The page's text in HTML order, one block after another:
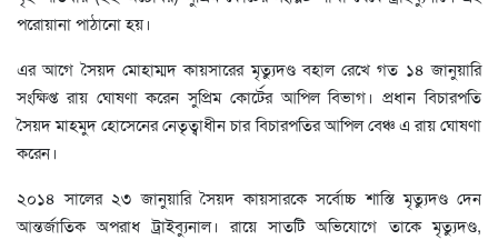
পরোয়ানা পাঠানো হয়।
এর আগে সৈয়দ মোহাম্মদ কায়সারের মৃত্যুদণ্ড বহাল রেখে গত ১৪ জানুয়ারি
সংক্ষিপ্ত রায় ঘোষণা করেন সুপ্রিম কোর্টের আপিল বিভাগ। প্রধান বিচারপতি
সৈয়দ মাহমুদ হোসেনের নেতৃত্বাধীন চার বিচারপতির আপিল বেঞ্চ এ রায় ঘোষণা
করেন।
২০১৪ সালের ২৩ জানুয়ারি সৈয়দ কায়সারকে সর্বোচ্চ শাস্তি মৃত্যুদণ্ড দেন
আন্তর্জাতিক অপরাধ ট্রাইব্যুনাল। রায়ে সাতটি অভিযোগে তাকে মৃত্যুদণ্ড,